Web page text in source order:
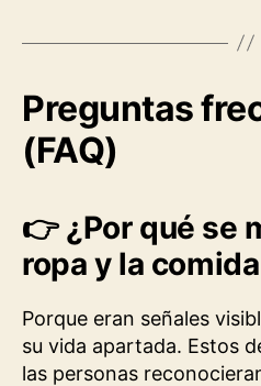
Preguntas
(FAQ)
👉¿Por qué se
ropa y la
Porque eran señales
su vida apartada. Estos
las personas